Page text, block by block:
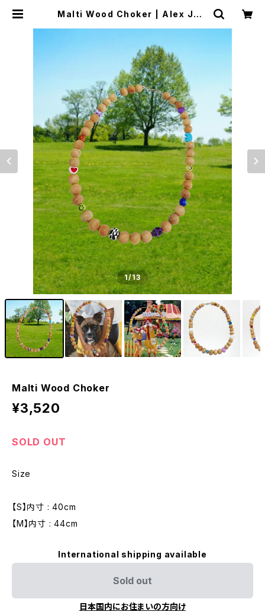
Malti Wood Choker | Alex Jew
1/13
Malti Wood Choker
¥3,520
SOLD OUT
Size
【S】内寸 : 40cm
【M】内寸 : 44cm
International shipping available
Sold out
日本国内にお住まいの方向け